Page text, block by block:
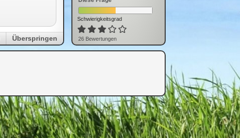
Überspringen
Schwierigkeitsgrad
26 Bewertungen